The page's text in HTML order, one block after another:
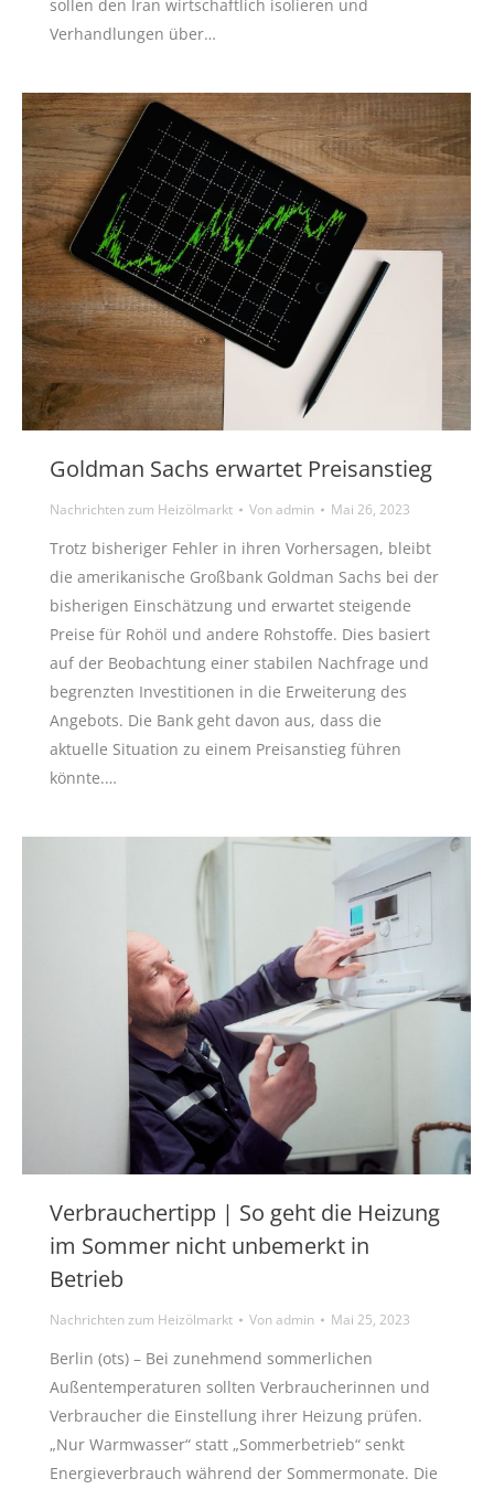
sollen den Iran wirtschaftlich isolieren und
Verhandlungen über…
Goldman Sachs erwartet Preisanstieg
Nachrichten zum Heizölmarkt Vonadmin Mai 26, 2023
Trotz bisheriger Fehler in ihren Vorhersagen, bleibt
die amerikanische Großbank Goldman Sachs bei der
bisherigen Einschätzung und erwartet steigende
Preise für Rohöl und andere Rohstoffe. Dies basiert
auf der Beobachtung einer stabilen Nachfrage und
begrenzten Investitionen in die Erweiterung des
Angebots. Die Bank geht davon aus, dass die
aktuelle Situation zu einem Preisanstieg führen
könnte.…
Verbrauchertipp | So geht die Heizung
im Sommer nicht unbemerkt in
Betrieb
Nachrichten zum Heizölmarkt Vonadmin Mai 25, 2023
Berlin (ots) – Bei zunehmend sommerlichen
Außentemperaturen sollten Verbraucherinnen und
Verbraucher die Einstellung ihrer Heizung prüfen.
„Nur Warmwasser“ statt „Sommerbetrieb“ senkt
Energieverbrauch während der Sommermonate. Die